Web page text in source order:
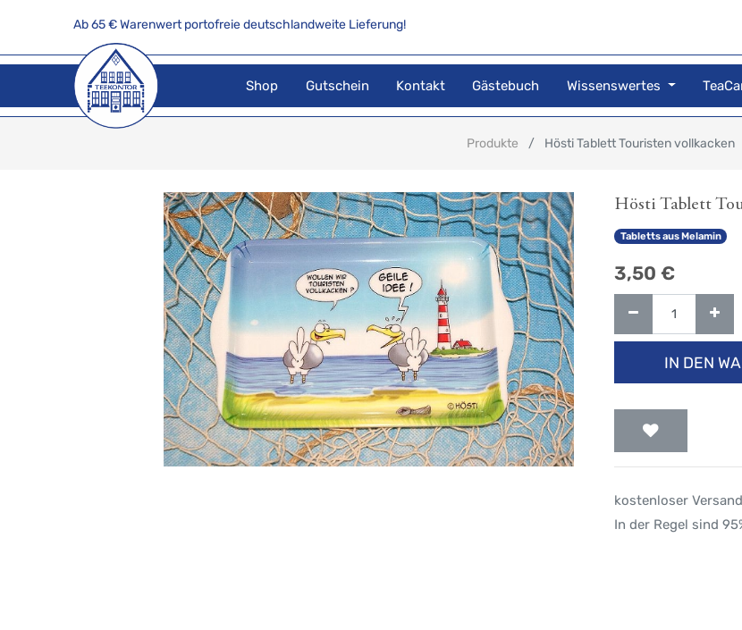
Ab 65 € Warenwert portofreie deutschlandweite Lieferung!
Shop Gutschein Kontakt Gästebuch Wissenswertes
Produkte Hösti Tablett Touristen vollkacken
Hösti Tablett
Tabletts aus Melamin
3,50 €
IN DEN
kostenloser
In der Regel sind